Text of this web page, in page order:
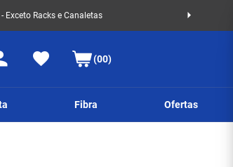
Exceto Racks e Canaletas
(00)
Fibra Ofertas